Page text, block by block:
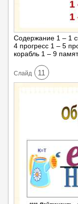
Содержание 1 – 1
4 прогресс 1 – 5
корабль 1 – 9
Cлайд 11